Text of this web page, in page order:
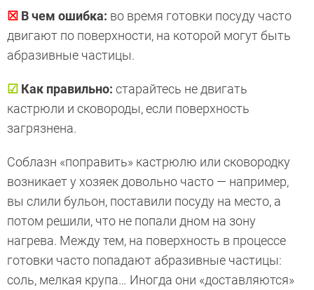
☒ В чем ошибка: во время готовки посуду часто
двигают по поверхности, на которой могут быть
абразивные частицы.
☑ Как правильно: старайтесь не двигать
кастрюли и сковороды, если поверхность
загрязнена.
Соблазн «поправить» кастрюлю или сковородку
возникает у хозяек довольно часто — например,
вы слили бульон, поставили посуду на место, а
потом решили, что не попали дном на зону
нагрева. Между тем, на поверхность в процессе
готовки часто попадают абразивные частицы:
соль, мелкая крупа… Иногда они «доставляются»